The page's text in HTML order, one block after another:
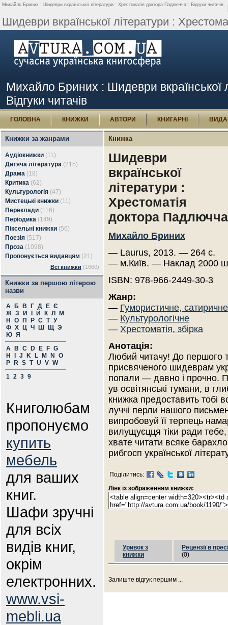
Михайло Бриних : Шидеври вкраїнської літератури : Хрестоматія доктора Падлючча : Відгуки читачів.
Шидеври вкраїнської літератури :
Михайло Бриних : Шидеври вкраїнської
Відгуки читачів
ГОЛОВНА КНИЖКИ АВТОРИ КНИГАРНІ
Книжки за жанрами
Аудіокнижки (11)
Дитяча література (215)
Драма (18)
Критика (62)
Культурологія (47)
Мистецькі книжки (11)
Переклади (116)
Періодика (149)
Піксельні книжки (56)
Поезія (517)
Проза (1098)
Пропонується видавцям (21)
Всі книжки (1660)
Книжки за першою літерою
назви
А Б В Г Д Е Є
Ж З И Й К Л
М
Н
О П Р С Т У
Ф Х Ц Ч Ш Щ Э
Ю Я
A
B C D E F G
H
J K L M N
O
P
R S T U V W
1 2 3 9
Книголюбам
пропонуємо
купить
мебель
для ваших
книг.
Шафи зручні
для всіх
видів книг,
окрім
електронних.
www.vsi-
mebli.ua
Книжка
Шидеври
вкраїнської
літератури :
Хрестоматія
доктора Падлючча
Михайло Бриних
— Laurus, 2013. — 264 с.
— м.Київ. — Наклад 2000
ISBN: 978-966-2449-30-3
Жанр:
— Гумористичне, сатиричне
— Культурологічне
— Хрестоматія, збірка
Анотація:
Любий читачу! До першого
присвяченого шидеврам
попали — давно і прочно.
ув освітянські тумани, в
книжка предоставить тобі
луччі перли нашого
випробовуй її терпець
вилущуєцця тіки ради тебе,
хвате читати всяке
рибгосп української
Поділитись:
Лінк із зображенням книжки:
Уривок з
книжки
Рецензії в пресі
(0)
Залиште відгук першим ...